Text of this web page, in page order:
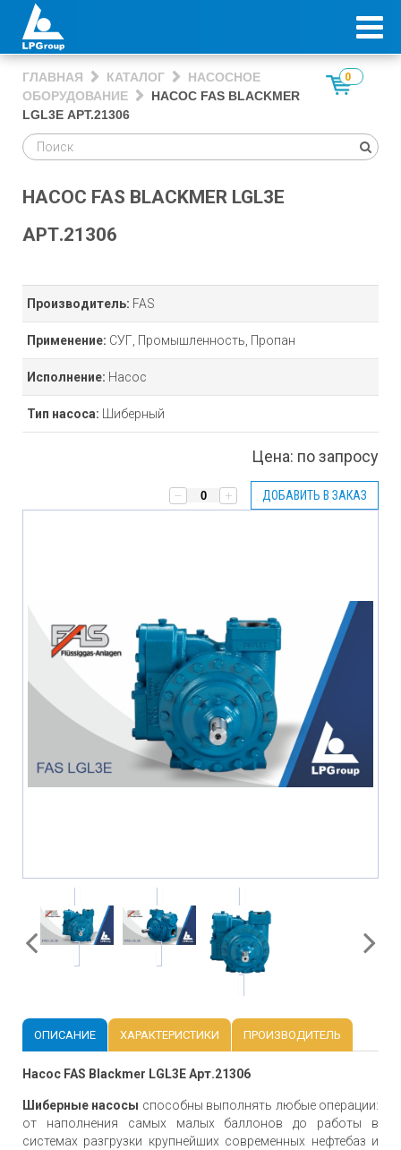
ГЛАВНАЯ КАТАЛОГ
НАСОСНОЕ
ОБОРУДОВАНИЕ
НАСОС FAS BLACKMER
LGL3E АРТ.21306
0
НАСОС FAS BLACKMER LGL3E
АРТ.21306
Производитель: FAS
Применение: СУГ, Промышленность, Пропан
Исполнение: Насос
Тип насоса: Шиберный
Цена: по запросу
ДОБАВИТЬ В ЗАКАЗ
ОПИСАНИЕ ХАРАКТЕРИСТИКИ ПРОИЗВОДИТЕЛЬ
Насос FAS Blackmer LGL3E Арт.21306
Шиберные насосы способны выполнять любые операции:
от наполнения самых малых баллонов до работы в
системах разгрузки крупнейших современных нефтебаз и